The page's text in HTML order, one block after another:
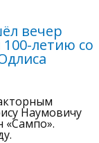
вечер
летию со
Наумовичу
«Сампо».